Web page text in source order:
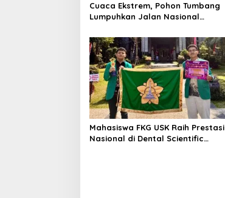
Cuaca Ekstrem, Pohon Tumbang
Lumpuhkan Jalan Nasional
Mahasiswa FKG USK Raih Prestasi
Nasional di Dental Scientific